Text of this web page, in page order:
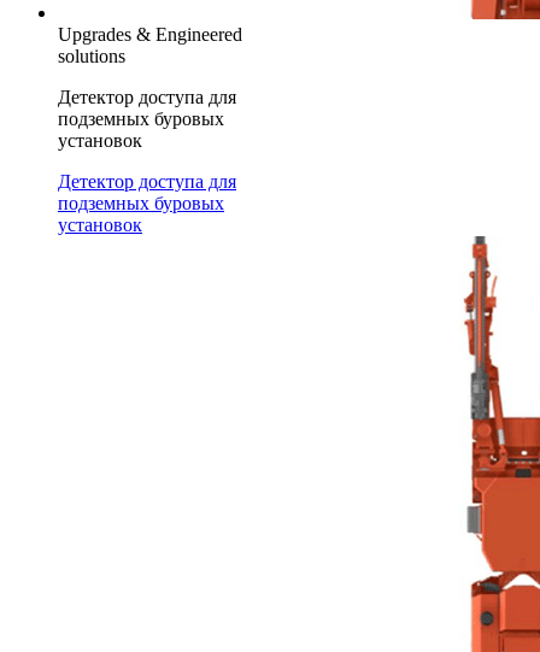
Upgrades & Engineered
solutions
Детектор доступа для
подземных буровых
установок
Детектор доступа для
подземных буровых
установок